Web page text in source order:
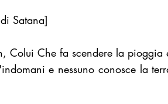
Satana]
Colui Che fa scendere la pioggia
e nessuno conosce la